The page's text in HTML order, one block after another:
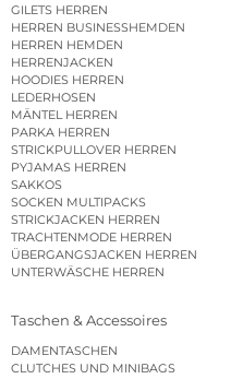
GILETS HERREN
HERREN BUSINESSHEMDEN
HERREN HEMDEN
HERRENJACKEN
HOODIES HERREN
LEDERHOSEN
MÄNTEL HERREN
PARKA HERREN
STRICKPULLOVER HERREN
PYJAMAS HERREN
SAKKOS
SOCKEN MULTIPACKS
STRICKJACKEN HERREN
TRACHTENMODE HERREN
ÜBERGANGSJACKEN HERREN
UNTERWÄSCHE HERREN
Taschen & Accessoires
DAMENTASCHEN
CLUTCHES UND MINIBAGS